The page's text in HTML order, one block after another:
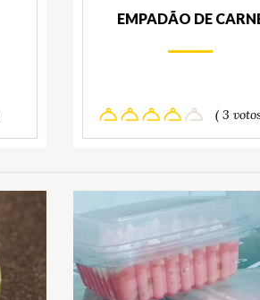
EMPADÃO DE
( 3